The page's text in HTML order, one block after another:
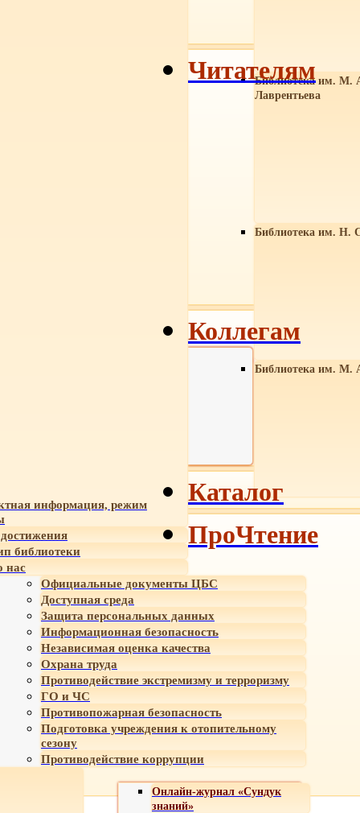
Библиотека им. М.
Лаврентьева
Библиотека им. Н.
Библиотека им. М.
информация, режим
библиотеки
нас
Официальные документы ЦБС
Доступная среда
Защита персональных данных
Информационная безопасность
Независимая оценка качества
Охрана труда
Противодействие экстремизму и терроризму
ГО и ЧС
Противопожарная безопасность
Подготовка учреждения к отопительному
сезону
Противодействие коррупции
Онлайн-журнал «Сундук
знаний»
Читателям
Коллегам
Каталог
ПроЧтение